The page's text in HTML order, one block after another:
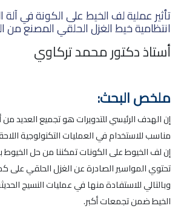
تأثير عملية لف الخيط على الكونة في آلة
انتظامية خيط الغزل الحلقي المصنع
أستاذ دكتور محمد تركاوي
ملخص البحث:
إن الهدف الرئيسي للتدويرات هو تجميع العديد
مناسب للاستخدام في العمليات التكنولوجية
إن لف الخيوط على الكونات تمكننا من حل
تحتوي المواسير الصادرة عن الغزل الحلقي على
وبالتالي للاستفادة منها في عمليات النسيج
الخيط ضمن تجمعات أكبر.